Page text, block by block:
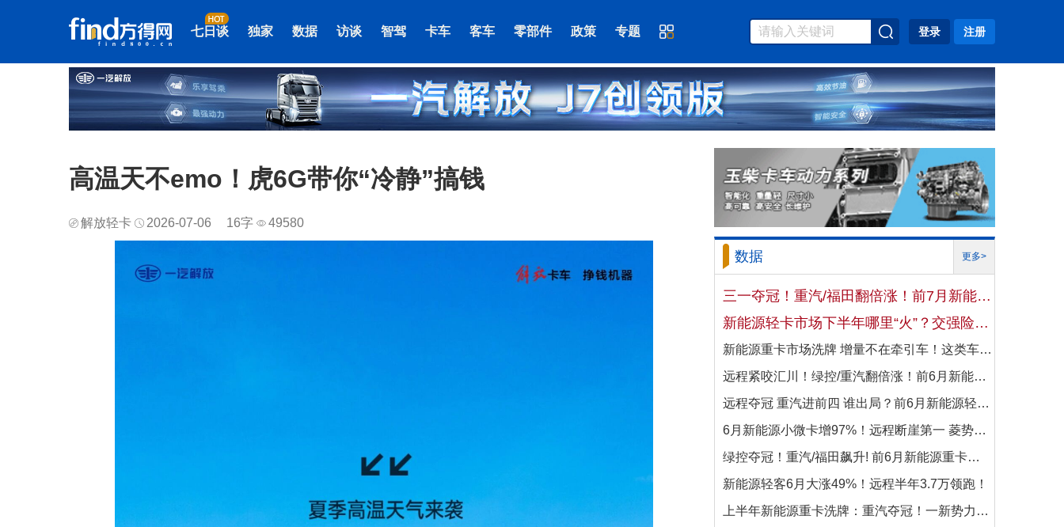
七日谈 独家 数据 访谈 智驾 卡车 客车 零部件 政策 专题 登录 注册
高温天不emo！虎6G带你“冷静”搞钱
解放轻卡 2026-07-06 16字 49580
数据 更多>
三一夺冠！重汽/福田翻倍涨！前7月新能源自卸车大增106%！
新能源轻卡市场下半年哪里“火”？交强险数据揭秘机会
新能源重卡市场洗牌 增量不在牵引车！这类车增速破100%
远程紧咬汇川！绿控/重汽翻倍涨！前6月新能源商用车电机十强生变！
远程夺冠 重汽进前四 谁出局？前6月新能源轻卡电机十强洗牌！
6月新能源小微卡增97%！远程断崖第一 菱势暴涨337%进前三 比亚迪杀进前七
绿控夺冠！重汽/福田飙升! 前6月新能源重卡电机十强变阵！
新能源轻客6月大涨49%！远程半年3.7万领跑！
上半年新能源重卡洗牌：重汽夺冠！一新势力千倍暴涨！